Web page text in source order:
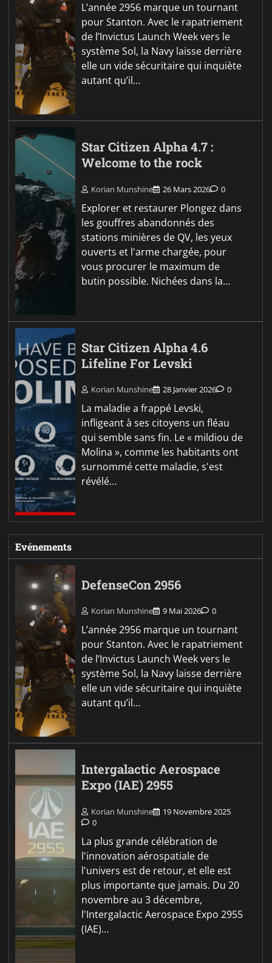
L’année 2956 marque un tournant
pour Stanton. Avec le rapatriement
de l’Invictus Launch Week vers le
système Sol, la Navy laisse derrière
elle un vide sécuritaire qui inquiète
autant qu’il…
Star Citizen Alpha 4.7 :
Welcome to the rock
Korian Munshine 26 Mars 2026 0
Explorer et restaurer Plongez dans
les gouffres abandonnés des
stations minières de QV, les yeux
ouverts et l'arme chargée, pour
vous procurer le maximum de
butin possible. Nichées dans la…
Star Citizen Alpha 4.6
Lifeline For Levski
Korian Munshine 28 Janvier 2026 0
La maladie a frappé Levski,
infligeant à ses citoyens un fléau
qui semble sans fin. Le « mildiou de
Molina », comme les habitants ont
surnommé cette maladie, s'est
révélé…
Evénements
DefenseCon 2956
Korian Munshine 9 Mai 2026 0
L’année 2956 marque un tournant
pour Stanton. Avec le rapatriement
de l’Invictus Launch Week vers le
système Sol, la Navy laisse derrière
elle un vide sécuritaire qui inquiète
autant qu’il…
Intergalactic Aerospace
Expo (IAE) 2955
Korian Munshine
19 Novembre 2025
0
La plus grande célébration de
l'innovation aérospatiale de
l'univers est de retour, et elle est
plus importante que jamais. Du 20
novembre au 3 décembre,
l'Intergalactic Aerospace Expo 2955
(IAE)…